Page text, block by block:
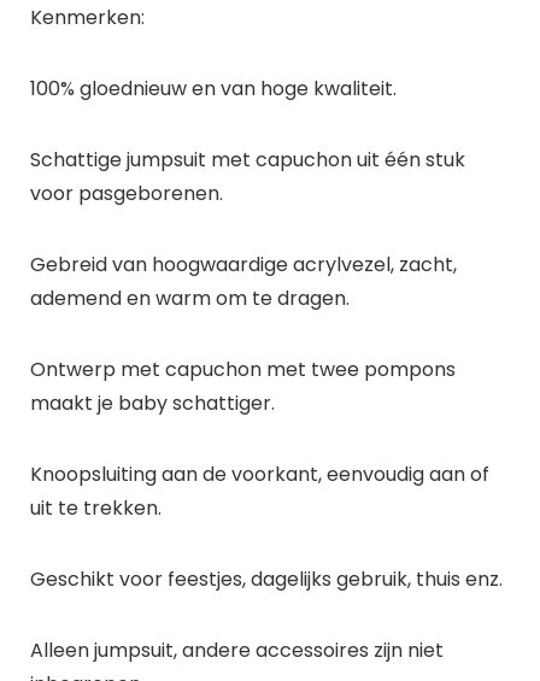
Kenmerken:
100% gloednieuw en van hoge kwaliteit.
Schattige jumpsuit met capuchon uit één stuk
voor pasgeborenen.
Gebreid van hoogwaardige acrylvezel, zacht,
ademend en warm om te dragen.
Ontwerp met capuchon met twee pompons
maakt je baby schattiger.
Knoopsluiting aan de voorkant, eenvoudig aan of
uit te trekken.
Geschikt voor feestjes, dagelijks gebruik, thuis enz.
Alleen jumpsuit, andere accessoires zijn niet